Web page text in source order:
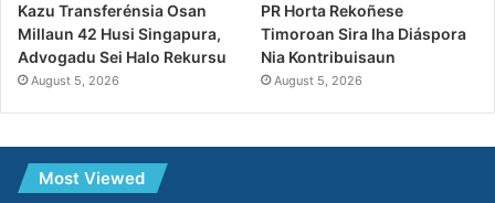
Kazu Transferénsia Osan
Millaun 42 Husi Singapura,
Advogadu Sei Halo Rekursu
August 5, 2026
PR Horta Rekoñese
Timoroan Sira Iha Diáspora
Nia Kontribuisaun
August 5, 2026
Most Viewed